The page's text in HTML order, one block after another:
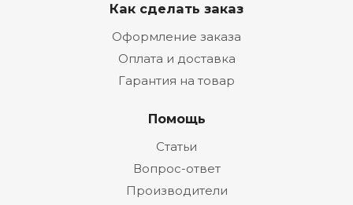
Как сделать заказ
Оформление заказа
Оплата и доставка
Гарантия на товар
Помощь
Статьи
Вопрос-ответ
Производители